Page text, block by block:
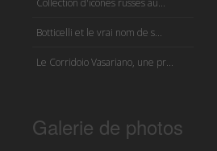
Collection d'icônes russes au...
Botticelli et le vrai nom de s...
Le Corridoio Vasariano, une pr...
Galerie de photos